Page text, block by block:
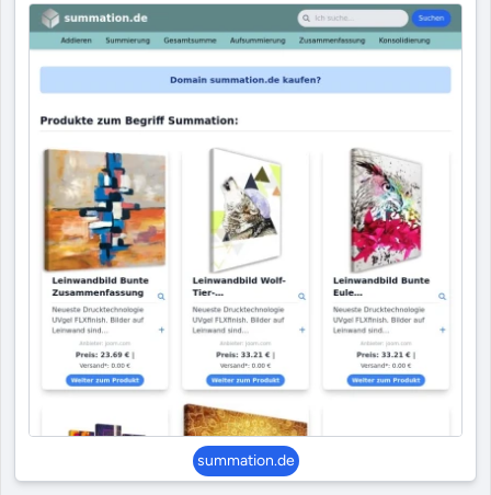
summation.de